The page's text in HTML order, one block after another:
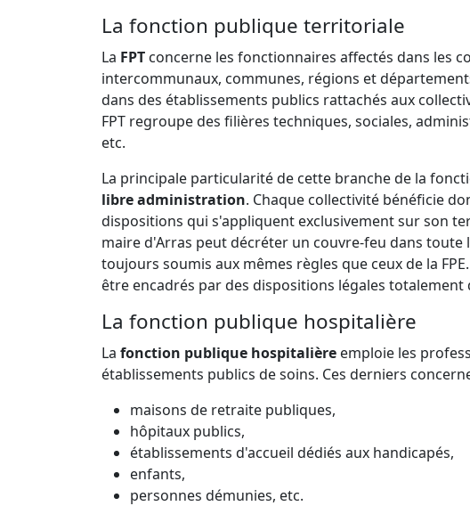
La fonction publique territoriale
La FPT concerne les fonctionnaires affectés dans les
intercommunaux, communes, régions et
dans des établissements publics rattachés aux
FPT regroupe des filières techniques, sociales,
etc.
La principale particularité de cette branche de la
libre administration. Chaque collectivité bénéficie
dispositions qui s'appliquent exclusivement sur son
maire d'Arras peut décréter un couvre-feu dans toute
toujours soumis aux mêmes règles que ceux de la
être encadrés par des dispositions légales totalement
La fonction publique hospitalière
La fonction publique hospitalière emploie les
établissements publics de soins. Ces derniers
maisons de retraite publiques,
hôpitaux publics,
établissements d'accueil dédiés aux handicapés,
enfants,
personnes démunies, etc.